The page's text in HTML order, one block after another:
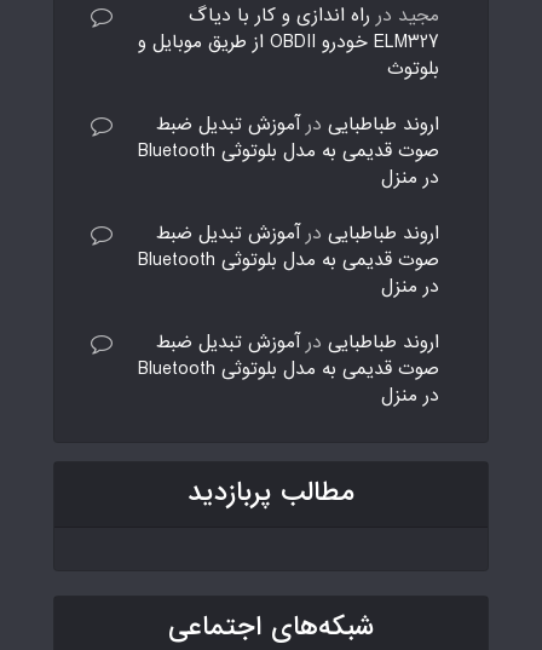
مجید در راه اندازی و کار با دیاگ
ELM327 خودرو OBDII از طریق موبایل و
بلوتوث
اروند طباطبایی درآموزش تبدیل ضبط
صوت قدیمی به مدل بلوتوثی Bluetooth
در منزل
اروند طباطبایی درآموزش تبدیل ضبط
صوت قدیمی به مدل بلوتوثی Bluetooth
در منزل
اروند طباطبایی درآموزش تبدیل ضبط
صوت قدیمی به مدل بلوتوثی Bluetooth
در منزل
مطالب پربازدید
شبکه‌های اجتماعی